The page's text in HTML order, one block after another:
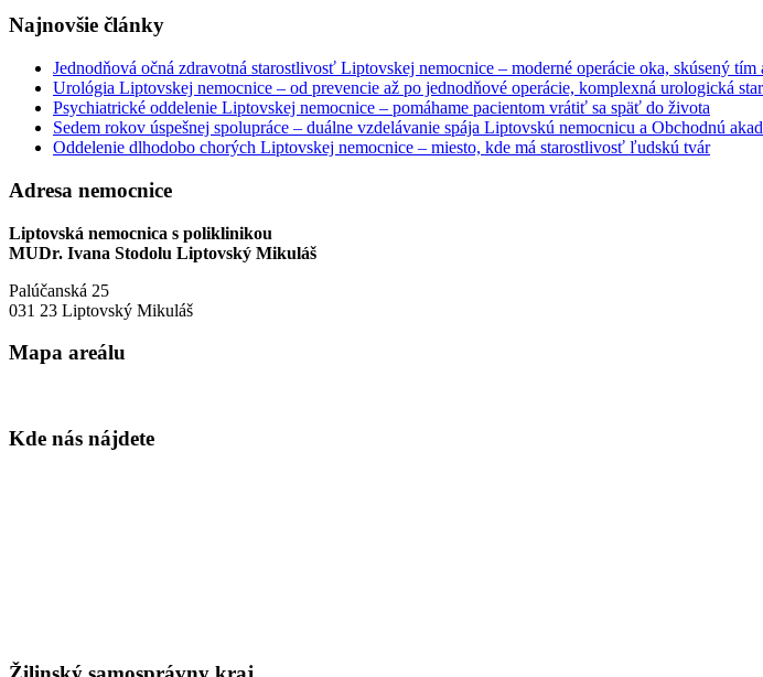
Najnovšie články
Jednodňová očná zdravotná starostlivosť Liptovskej nemocnice – moderné operácie oka, skúsený
Urológia Liptovskej nemocnice – od prevencie až po jednodňové operácie, komplexná urologická
Psychiatrické oddelenie Liptovskej nemocnice – pomáhame pacientom vrátiť sa späť do života
Sedem rokov úspešnej spolupráce – duálne vzdelávanie spája Liptovskú nemocnicu a Obchodnú
Oddelenie dlhodobo chorých Liptovskej nemocnice – miesto, kde má starostlivosť ľudskú tvár
Adresa nemocnice
Liptovská nemocnica s poliklinikou
MUDr. Ivana Stodolu Liptovský Mikuláš
Palúčanská 25
031 23 Liptovský Mikuláš
Mapa areálu
Kde nás nájdete